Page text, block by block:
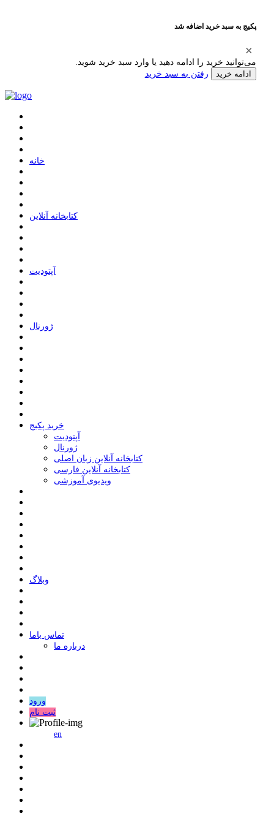
پکیج به سبد خرید اضافه شد
می‌توانید خرید را ادامه دهید یا وارد سبد خرید شوید.
ادامه خرید رفتن به سبد خرید
ﺧﺎﻧﻪ
ﮐﺘﺎﺑﺨﺎﻧﻪ ﺁﻧﻼﯾﻦ
ﺁﭘﺘﻮﺩﯾﺖ
ﮊﻭﺭﻧﺎﻝ
خرید پکیج
ﺁﭘﺘﻮﺩﯾﺖ
ﮊﻭﺭﻧﺎﻝ
کتابخانه آنلاین زبان اصلی
کتابخانه آنلاین فارسی
ویدیوی آموزشی
وبلاگ
ﺗﻤﺎﺱ ﺑﺎﻣﺎ
درباره ما
ورود
ثبت نام
en